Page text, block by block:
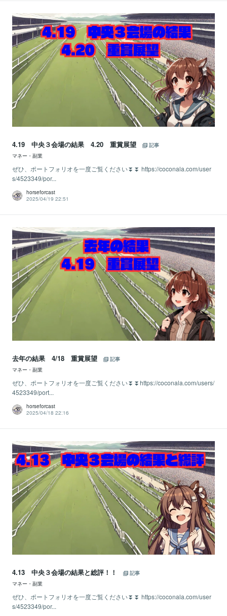
4.19 中央３会場の結果 4.20 重賞展望
記事
マネー・副業
ぜひ、ポートフォリオを一度ご覧ください⏬⏬ https://coconala.com/user
s/4523349/por...
horseforcast
2025/04/19 22:51
去年の結果 4/18 重賞展望
記事
マネー・副業
ぜひ、ポートフォリオを一度ご覧ください⏬⏬https://coconala.com/users/
4523349/port...
horseforcast
2025/04/18 22:16
4.13 中央３会場の結果と総評！！
記事
マネー・副業
ぜひ、ポートフォリオを一度ご覧ください⏬⏬ https://coconala.com/user
s/4523349/por...